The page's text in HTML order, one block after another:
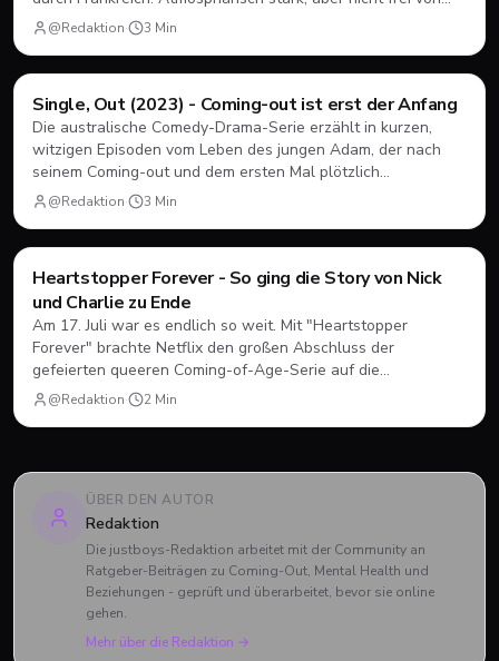
Längen.
@Redaktion· 3 Min
Filme & Serien
Single, Out (2023) - Coming-out ist erst der Anfang
Die australische Comedy-Drama-Serie erzählt in kurzen,
witzigen Episoden vom Leben des jungen Adam, der nach
seinem Coming-out und dem ersten Mal plötzlich
herausfinden muss, wie Dating, Freundschaft und Familie
unter neuen Vorzeichen funktionieren.
@Redaktion· 3 Min
Filme & Serien
Heartstopper Forever - So ging die Story von Nick
und Charlie zu Ende
Am 17. Juli war es endlich so weit. Mit "Heartstopper
Forever" brachte Netflix den großen Abschluss der
gefeierten queeren Coming-of-Age-Serie auf die
Bildschirme. Statt einer vierten Staffel gab es diesmal einen
abendfüllenden Spielfilm. Wir blicken zurück, wie sich Nick
@Redaktion· 2 Min
ÜBER DEN AUTOR
Redaktion
Die justboys-Redaktion arbeitet mit der Community an
Ratgeber-Beiträgen zu Coming-Out, Mental Health und
Beziehungen - geprüft und überarbeitet, bevor sie online
gehen.
Mehr über die Redaktion →